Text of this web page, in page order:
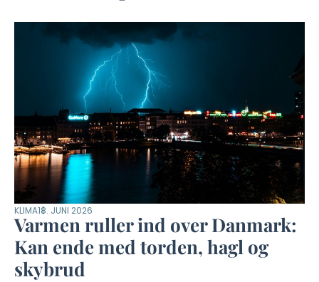
KLIMA18. JUNI 2026
Varmen ruller ind over Danmark:
Kan ende med torden, hagl og
skybrud